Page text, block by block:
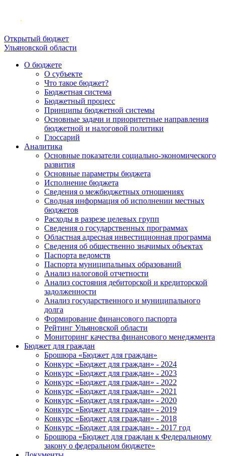
Открытый бюджет
Ульяновской области
О бюджете
О субъекте
Что такое бюджет?
Бюджетная система
Бюджетный процесс
Принципы бюджетной системы
Основные задачи и приоритетные направления
бюджетной и налоговой политики
Глоссарий
Аналитика
Основные показатели социально-экономического
развития
Основные параметры бюджета
Исполнение бюджета
Сведения о межбюджетных отношениях
Сводная информация об исполнении местных
бюджетов
Расходы в разрезе целевых групп
Сведения о государственных программах
Областная адресная инвестиционная программа
Сведения об общественно значимых объектах
Паспорта ведомств
Паспорта муниципальных образований
Анализ налоговой отчетности
Анализ состояния дебиторской и кредиторской
задолженности
Анализ государственного и муниципального
долга
Формирование финансового паспорта
Рейтинг Ульяновской области
Мониторинг качества финансового менеджмента
Бюджет для граждан
Брошюра «Бюджет для граждан»
Конкурс «Бюджет для граждан» - 2024
Конкурс «Бюджет для граждан» - 2023
Конкурс «Бюджет для граждан» - 2022
Конкурс «Бюджет для граждан» - 2021
Конкурс «Бюджет для граждан» - 2020
Конкурс «Бюджет для граждан» - 2019
Конкурс «Бюджет для граждан» - 2018
Конкурс «Бюджет для граждан» - 2017 год
Брошюра «Бюджет для граждан к Федеральному
закону о федеральном бюджете»